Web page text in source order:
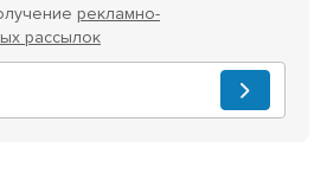
рекламно-
рассылок